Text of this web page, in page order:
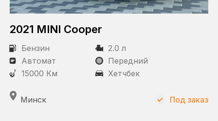
2021 MINI Cooper
Бензин
2.0 л
Автомат
Передний
15000 Км
Хетчбек
Минск Под заказ